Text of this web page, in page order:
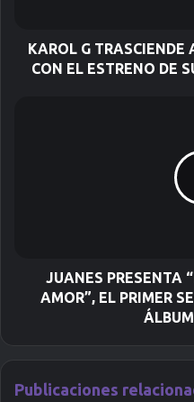
KAROL G TRASCIENDE
CON EL ESTRENO DE
JUANES PRESENTA
AMOR”, EL PRIMER
ÁLBUM
Publicaciones